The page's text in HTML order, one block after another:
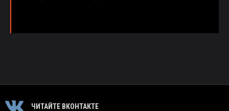
ЧИТАЙТЕ ВКОНТАКТЕ